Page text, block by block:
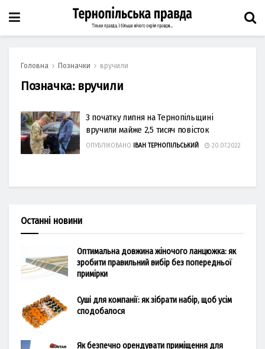
Головна Позначки вручили
Позначка: вручили
З початку липня на Тернопільщині
вручили майже 2,5 тисяч повісток
ОПУБЛІКОВАНО ІВАН ТЕРНОПІЛЬСЬКИЙ 20.07.2022
Останні новини
Оптимальна довжина жіночого ланцюжка: як
зробити правильний вибір без попередньої
примірки
Суші для компанії: як зібрати набір, щоб усім
сподобалося
Як безпечно орендувати приміщення для